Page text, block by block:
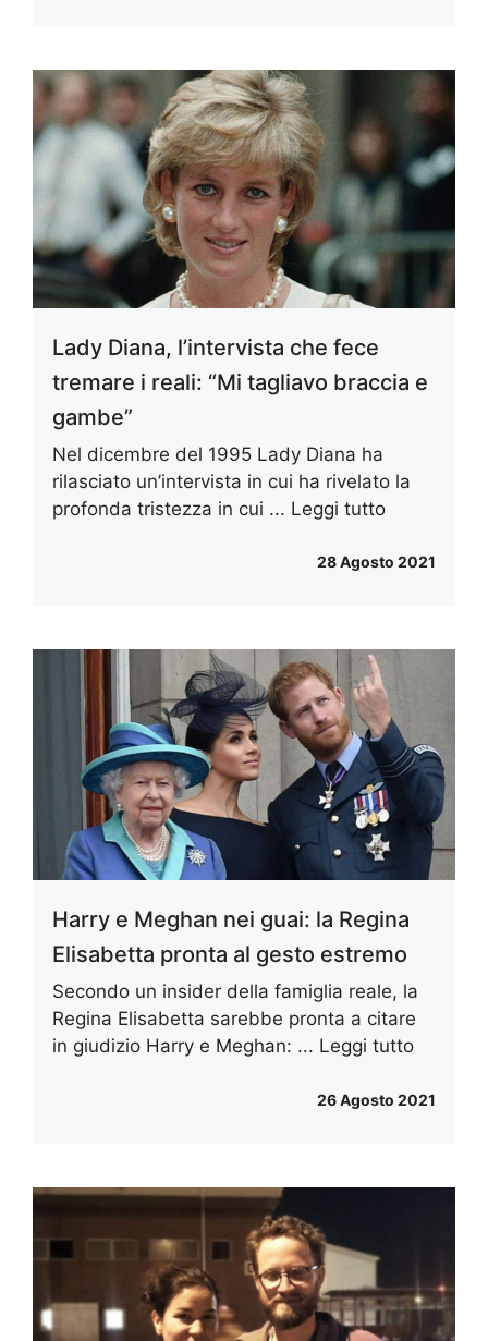
Lady Diana, l’intervista che fece
tremare i reali: “Mi tagliavo braccia e
gambe”
Nel dicembre del 1995 Lady Diana ha
rilasciato un’intervista in cui ha rivelato la
profonda tristezza in cui ... Leggi tutto
28 Agosto 2021
Harry e Meghan nei guai: la Regina
Elisabetta pronta al gesto estremo
Secondo un insider della famiglia reale, la
Regina Elisabetta sarebbe pronta a citare
in giudizio Harry e Meghan: ... Leggi tutto
26 Agosto 2021